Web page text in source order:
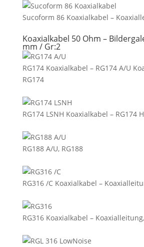
Sucoform 86 Koaxialkabel –
Koaxialkabel 50 Ohm –
mm / Gr:2
RG174 Koaxialkabel – RG174 A/U
RG174
RG174 LSNH Koaxialkabel – RG174
RG188 A/U, RG188
RG316 /C Koaxialkabel –
RG316 Koaxialkabel –